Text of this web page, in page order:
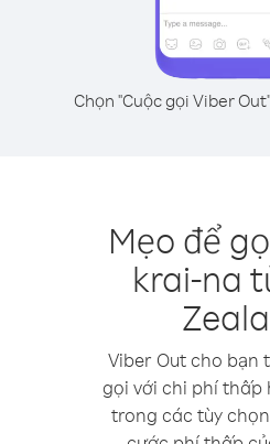
Chọn "Cuộc gọi Viber
Mẹo để
krai-na
Viber Out cho bạn
gọi với chi phí thấp
trong các tùy